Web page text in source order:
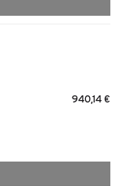
940,14 €